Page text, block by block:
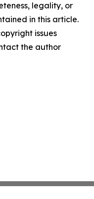
legality, or
in this article.
issues
the author